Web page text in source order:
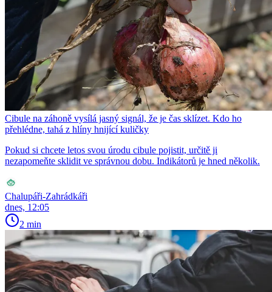
Cibule na záhoně vysílá jasný signál, že je čas sklízet. Kdo ho
přehlédne, tahá z hlíny hnijící kuličky
Pokud si chcete letos svou úrodu cibule pojistit, určitě ji
nezapomeňte sklidit ve správnou dobu. Indikátorů je hned několik.
Chalupáři-Zahrádkáři
dnes, 12:05
2 min